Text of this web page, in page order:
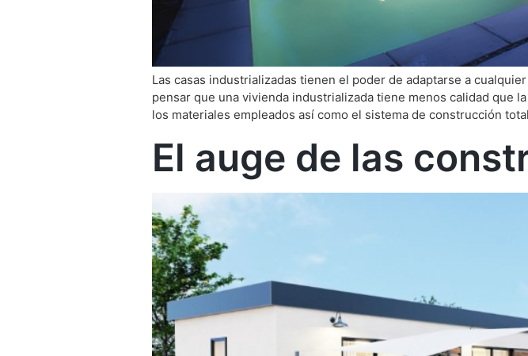
Las casas industrializadas tienen el poder de adaptarse a
pensar que una vivienda industrializada tiene menos calidad que
los materiales empleados así como el sistema de construcción
El auge de las